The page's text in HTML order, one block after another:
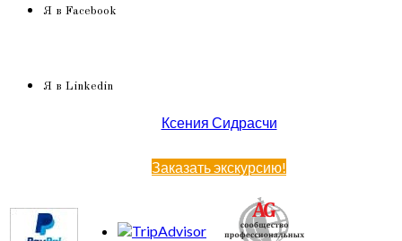
Я в Facebook
Я в Linkedin
Ксения Сидрасчи
Заказать экскурсию!